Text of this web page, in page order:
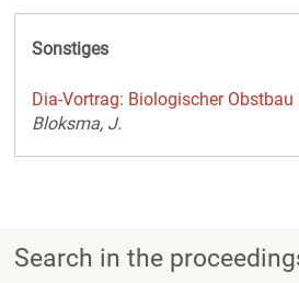
Sonstiges
Dia-Vortrag: Biologischer Obstbau
Bloksma, J.
Search in the